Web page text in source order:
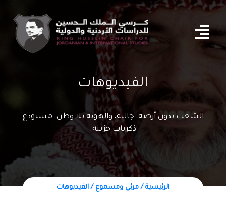
الفيديوهات
الشعب بدون أرضه: جالية، والهوية بلا وطن: مستودع
ذكريات حزينة.
الرئيسية / مرئي ومسموع / الفيديوهات